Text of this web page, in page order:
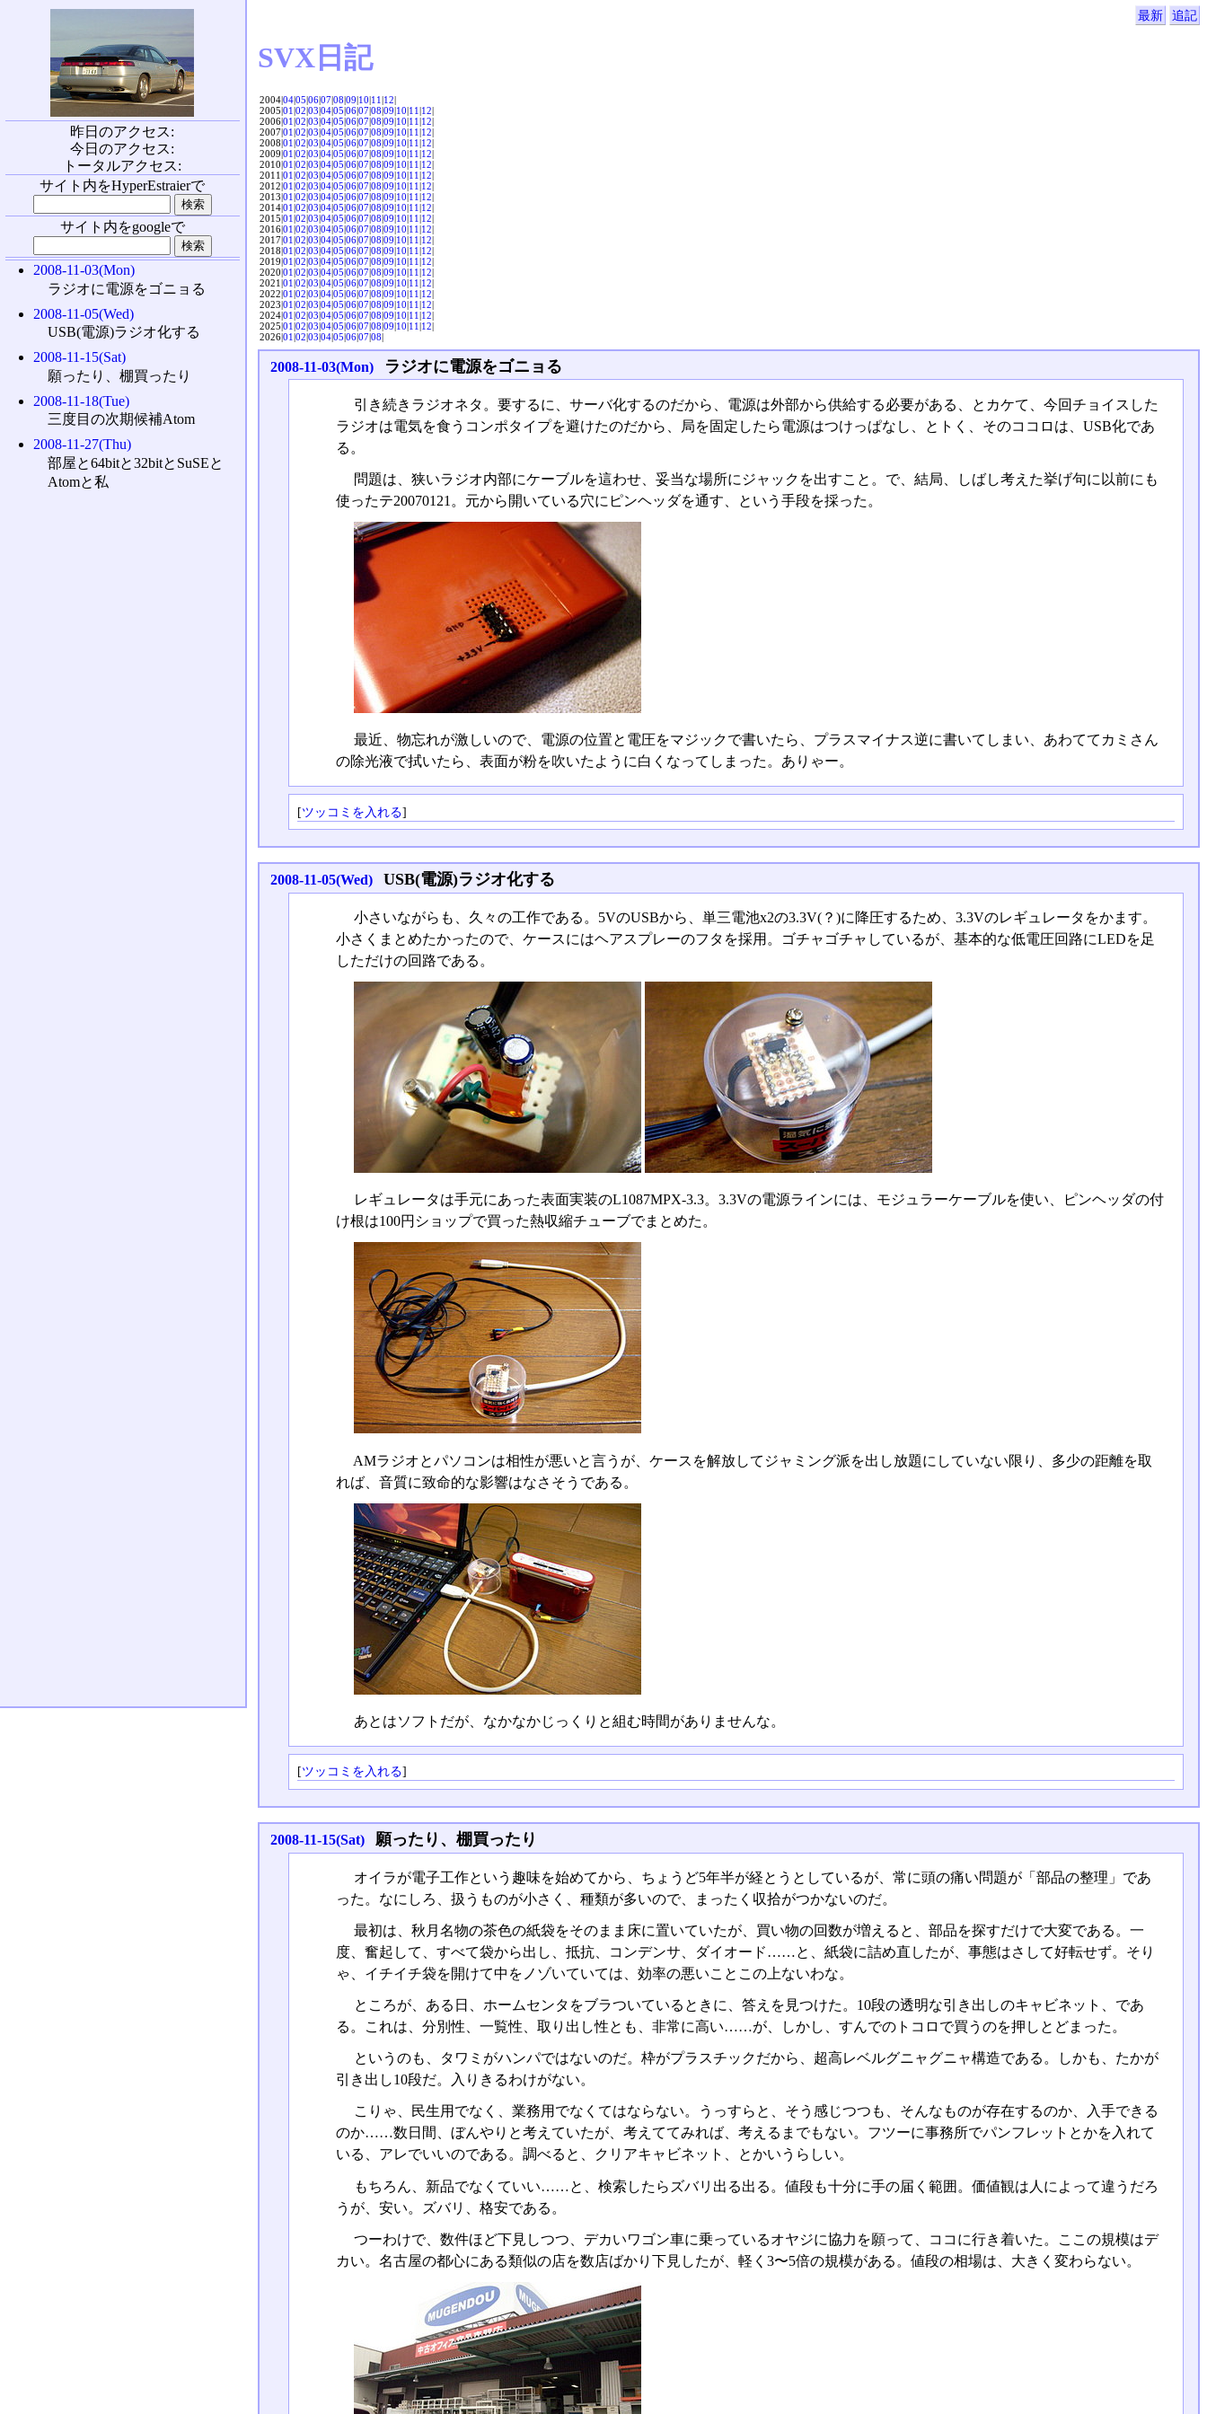
最新 追記
SVX日記
2004|04|05|06|07|08|09|10|11|12|
2005|01|02|03|04|05|06|07|08|09|10|11|12|
2006|01|02|03|04|05|06|07|08|09|10|11|12|
2007|01|02|03|04|05|06|07|08|09|10|11|12|
2008|01|02|03|04|05|06|07|08|09|10|11|12|
2009|01|02|03|04|05|06|07|08|09|10|11|12|
2010|01|02|03|04|05|06|07|08|09|10|11|12|
2011|01|02|03|04|05|06|07|08|09|10|11|12|
2012|01|02|03|04|05|06|07|08|09|10|11|12|
2013|01|02|03|04|05|06|07|08|09|10|11|12|
2014|01|02|03|04|05|06|07|08|09|10|11|12|
2015|01|02|03|04|05|06|07|08|09|10|11|12|
2016|01|02|03|04|05|06|07|08|09|10|11|12|
2017|01|02|03|04|05|06|07|08|09|10|11|12|
2018|01|02|03|04|05|06|07|08|09|10|11|12|
2019|01|02|03|04|05|06|07|08|09|10|11|12|
2020|01|02|03|04|05|06|07|08|09|10|11|12|
2021|01|02|03|04|05|06|07|08|09|10|11|12|
2022|01|02|03|04|05|06|07|08|09|10|11|12|
2023|01|02|03|04|05|06|07|08|09|10|11|12|
2024|01|02|03|04|05|06|07|08|09|10|11|12|
2025|01|02|03|04|05|06|07|08|09|10|11|12|
2026|01|02|03|04|05|06|07|08|
2008-11-03(Mon) ラジオに電源をゴニョる
引き続きラジオネタ。要するに、サーバ化するのだから、電源は外部から供給する必要がある、とカケて、今回チョイスした
ラジオは電気を食うコンポタイプを避けたのだから、局を固定したら電源はつけっぱなし、とトく、そのココロは、USB化であ
る。
問題は、狭いラジオ内部にケーブルを這わせ、妥当な場所にジャックを出すこと。で、結局、しばし考えた挙げ句に以前にも
使ったテ20070121。元から開いている穴にピンヘッダを通す、という手段を採った。
最近、物忘れが激しいので、電源の位置と電圧をマジックで書いたら、プラスマイナス逆に書いてしまい、あわててカミさん
の除光液で拭いたら、表面が粉を吹いたように白くなってしまった。ありゃー。
[ツッコミを入れる]
2008-11-05(Wed) USB(電源)ラジオ化する
小さいながらも、久々の工作である。5VのUSBから、単三電池x2の3.3V(？)に降圧するため、3.3Vのレギュレータをかます。
小さくまとめたかったので、ケースにはヘアスプレーのフタを採用。ゴチャゴチャしているが、基本的な低電圧回路にLEDを足
しただけの回路である。
レギュレータは手元にあった表面実装のL1087MPX-3.3。3.3Vの電源ラインには、モジュラーケーブルを使い、ピンヘッダの付
け根は100円ショップで買った熱収縮チューブでまとめた。
AMラジオとパソコンは相性が悪いと言うが、ケースを解放してジャミング派を出し放題にしていない限り、多少の距離を取
れば、音質に致命的な影響はなさそうである。
あとはソフトだが、なかなかじっくりと組む時間がありませんな。
[ツッコミを入れる]
2008-11-15(Sat) 願ったり、棚買ったり
オイラが電子工作という趣味を始めてから、ちょうど5年半が経とうとしているが、常に頭の痛い問題が「部品の整理」であ
った。なにしろ、扱うものが小さく、種類が多いので、まったく収拾がつかないのだ。
最初は、秋月名物の茶色の紙袋をそのまま床に置いていたが、買い物の回数が増えると、部品を探すだけで大変である。一
度、奮起して、すべて袋から出し、抵抗、コンデンサ、ダイオード……と、紙袋に詰め直したが、事態はさして好転せず。そり
ゃ、イチイチ袋を開けて中をノゾいていては、効率の悪いことこの上ないわな。
ところが、ある日、ホームセンタをブラついているときに、答えを見つけた。10段の透明な引き出しのキャビネット、であ
る。これは、分別性、一覧性、取り出し性とも、非常に高い……が、しかし、すんでのトコロで買うのを押しとどまった。
というのも、タワミがハンパではないのだ。枠がプラスチックだから、超高レベルグニャグニャ構造である。しかも、たかが
引き出し10段だ。入りきるわけがない。
こりゃ、民生用でなく、業務用でなくてはならない。うっすらと、そう感じつつも、そんなものが存在するのか、入手できる
のか……数日間、ぼんやりと考えていたが、考えててみれば、考えるまでもない。フツーに事務所でパンフレットとかを入れて
いる、アレでいいのである。調べると、クリアキャビネット、とかいうらしい。
もちろん、新品でなくていい……と、検索したらズバリ出る出る。値段も十分に手の届く範囲。価値観は人によって違うだろ
うが、安い。ズバリ、格安である。
つーわけで、数件ほど下見しつつ、デカいワゴン車に乗っているオヤジに協力を願って、ココに行き着いた。ここの規模はデ
カい。名古屋の都心にある類似の店を数店ばかり下見したが、軽く3〜5倍の規模がある。値段の相場は、大きく変わらない。
昨日のアクセス:
今日のアクセス:
トータルアクセス:
サイト内をHyperEstraierで
サイト内をgoogleで
2008-11-03(Mon)
ラジオに電源をゴニョる
2008-11-05(Wed)
USB(電源)ラジオ化する
2008-11-15(Sat)
願ったり、棚買ったり
2008-11-18(Tue)
三度目の次期候補Atom
2008-11-27(Thu)
部屋と64bitと32bitとSuSEと
Atomと私